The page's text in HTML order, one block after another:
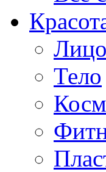
Лицо
Тело